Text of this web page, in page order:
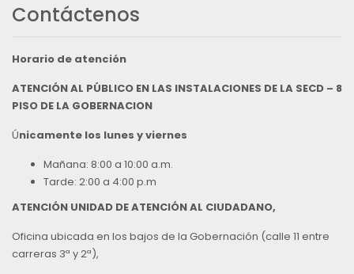
Contáctenos
Horario de atención
ATENCIÓN AL PÚBLICO EN LAS INSTALACIONES DE LA SECD – 8
PISO DE LA GOBERNACION
Únicamente los lunes y viernes
Mañana: 8:00 a 10:00 a.m.
Tarde: 2:00 a 4:00 p.m
ATENCIÓN UNIDAD DE ATENCIÓN AL CIUDADANO,
Oficina ubicada en los bajos de la Gobernación (calle 11 entre
carreras 3ª y 2ª),